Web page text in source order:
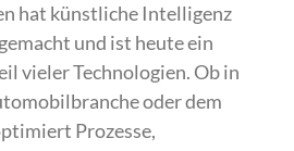
hat künstliche Intelligenz
und ist heute ein
vieler Technologien. Ob in
oder dem
Prozesse,